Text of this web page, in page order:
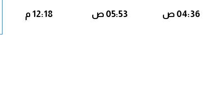
04:36 ص 05:53 ص 12:18 م